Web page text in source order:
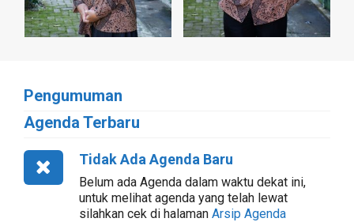
Pengumuman
Agenda Terbaru
Tidak Ada Agenda Baru
Belum ada Agenda dalam waktu dekat ini,
untuk melihat agenda yang telah lewat
silahkan cek di halaman Arsip Agenda